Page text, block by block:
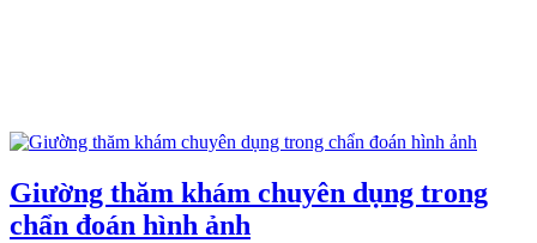
Giường thăm khám chuyên dụng trong
chẩn đoán hình ảnh